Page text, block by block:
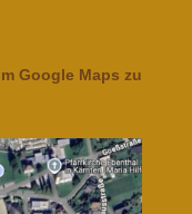
Google Maps zu